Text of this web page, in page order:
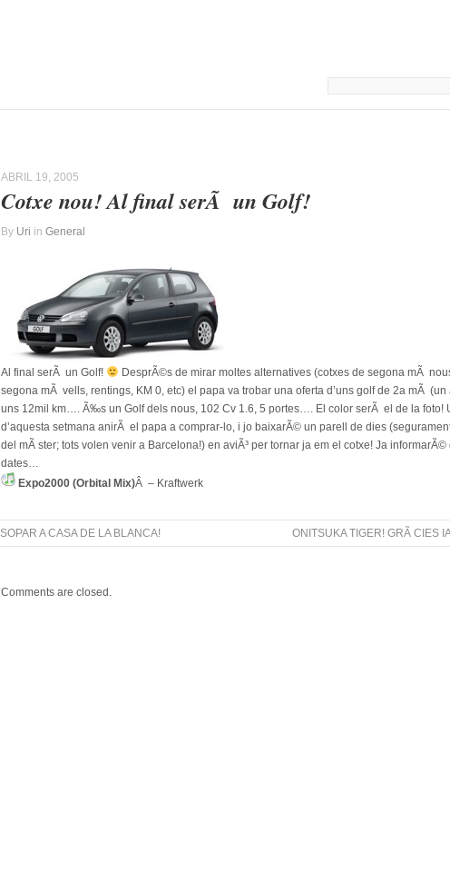
ABRIL 19, 2005
Cotxe nou! Al final serÃ un Golf!
By Uri in General
Al final serÃ un Golf!
DesprÃ©s de mirar moltes alternatives (cotxes de segona mÃ
segona mÃ vells, rentings, KM 0, etc) el papa va trobar una oferta d’uns golf de 2a mÃ (un
uns 12mil km…. Ã‰s un Golf dels nous, 102 Cv 1.6, 5 portes…. El color serÃ el de la foto!
d’aquesta setmana anirÃ el papa a comprar-lo, i jo baixarÃ© un parell de dies
del mÃ ster; tots volen venir a Barcelona!) en aviÃ³ per tornar ja em el cotxe! Ja informarÃ©
dates…
Expo2000 (Orbital Mix)Â – Kraftwerk
SOPAR A CASA DE LA BLANCA! ONITSUKA TIGER! GRÃ CIES
Comments are closed.